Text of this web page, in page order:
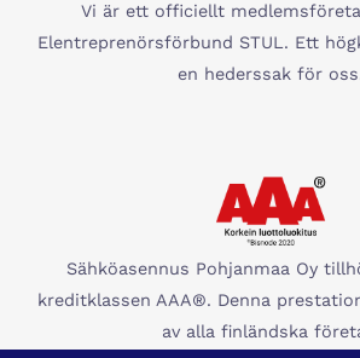
Vi är ett officiellt
Elentreprenörsförbund STUL. Ett
en hederssak för
Sähköasennus Pohjanmaa Oy
kreditklassen AAA®. Denna
av alla finländska